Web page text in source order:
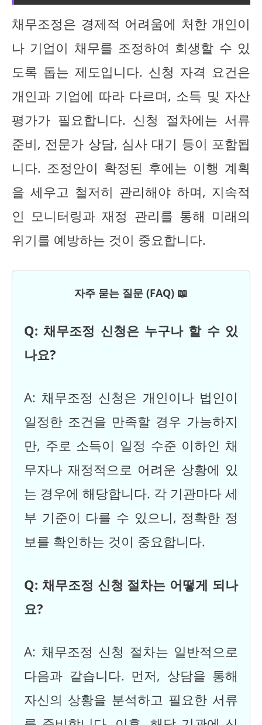
채무조정은 경제적 어려움에 처한 개인이
나 기업이 채무를 조정하여 회생할 수 있
도록 돕는 제도입니다. 신청 자격 요건은
개인과 기업에 따라 다르며, 소득 및 자산
평가가 필요합니다. 신청 절차에는 서류
준비, 전문가 상담, 심사 대기 등이 포함됩
니다. 조정안이 확정된 후에는 이행 계획
을 세우고 철저히 관리해야 하며, 지속적
인 모니터링과 재정 관리를 통해 미래의
위기를 예방하는 것이 중요합니다.
자주 묻는 질문 (FAQ) 📖
Q: 채무조정 신청은 누구나 할 수 있
나요?
A: 채무조정 신청은 개인이나 법인이
일정한 조건을 만족할 경우 가능하지
만, 주로 소득이 일정 수준 이하인 채
무자나 재정적으로 어려운 상황에 있
는 경우에 해당합니다. 각 기관마다 세
부 기준이 다를 수 있으니, 정확한 정
보를 확인하는 것이 중요합니다.
Q: 채무조정 신청 절차는 어떻게 되나
요?
A: 채무조정 신청 절차는 일반적으로
다음과 같습니다. 먼저, 상담을 통해
자신의 상황을 분석하고 필요한 서류